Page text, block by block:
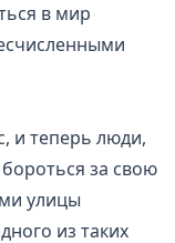
в мир
и теперь люди,
бороться за свою
улицы
из таких